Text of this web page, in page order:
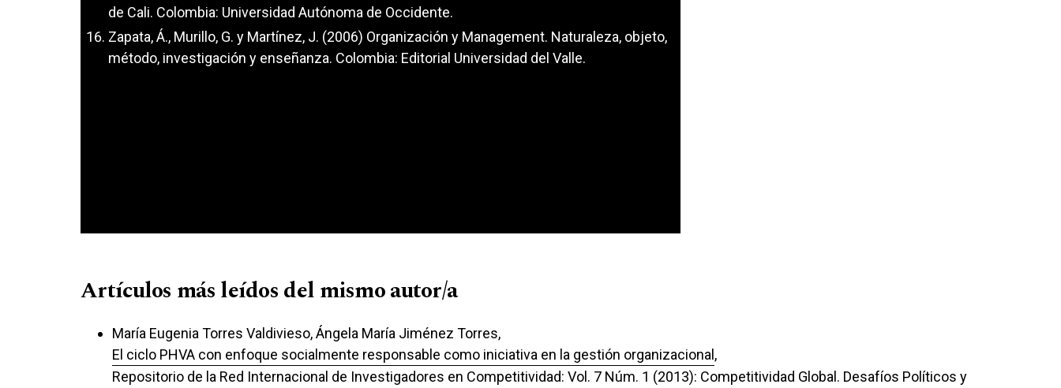
de Cali. Colombia: Universidad Autónoma de Occidente.
Zapata, Á., Murillo, G. y Martínez, J. (2006) Organización y Management. Naturaleza, objeto,
método, investigación y enseñanza. Colombia: Editorial Universidad del Valle.
Artículos más leídos del mismo autor/a
María Eugenia Torres Valdivieso, Ángela María Jiménez Torres,
El ciclo PHVA con enfoque socialmente responsable como iniciativa en la gestión organizacional,
Repositorio de la Red Internacional de Investigadores en Competitividad: Vol. 7 Núm. 1 (2013): Competitividad Global. Desafíos Políticos y